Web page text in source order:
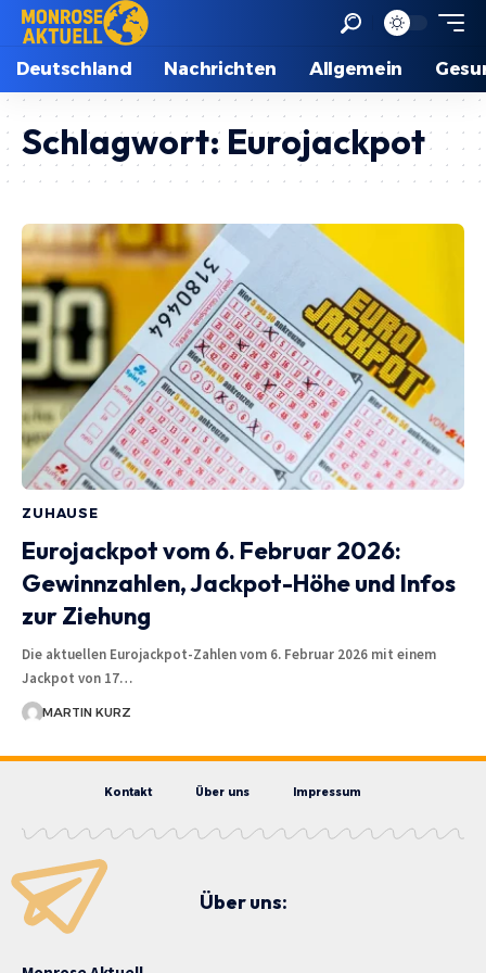
Deutschland Nachrichten Allgemein
Schlagwort: Eurojackpot
ZUHAUSE
Eurojackpot vom 6. Februar 2026:
Gewinnzahlen, Jackpot-Höhe und Infos
zur Ziehung
Die aktuellen Eurojackpot-Zahlen vom 6. Februar 2026 mit einem
Jackpot von 17…
MARTIN KURZ
Kontakt Über uns Impressum
Über uns: